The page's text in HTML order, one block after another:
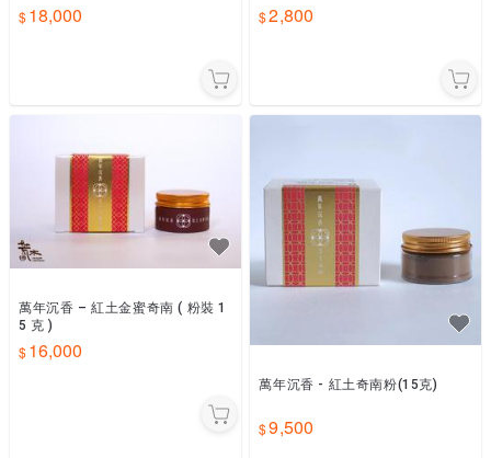
18,000 2,800
萬年沉香 – 紅土金蜜奇南 ( 粉裝 1
5 克 )
16,000
萬年沉香 - 紅土奇南粉(15克)
9,500